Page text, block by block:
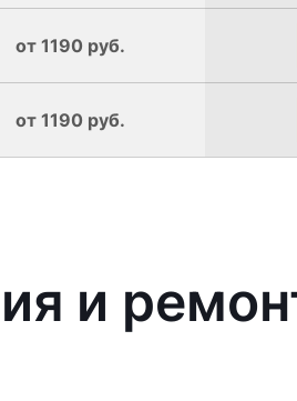
от 1190 руб.
от 1190 руб.
и